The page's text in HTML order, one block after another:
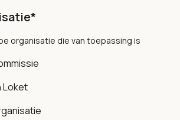
organisatie die van toepassing is
Loket